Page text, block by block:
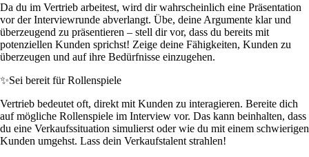
Da du im Vertrieb arbeitest, wird dir wahrscheinlich eine Präsentation
vor der Interviewrunde abverlangt. Übe, deine Argumente klar und
überzeugend zu präsentieren – stell dir vor, dass du bereits mit
potenziellen Kunden sprichst! Zeige deine Fähigkeiten, Kunden zu
überzeugen und auf ihre Bedürfnisse einzugehen.
✨Sei bereit für Rollenspiele
Vertrieb bedeutet oft, direkt mit Kunden zu interagieren. Bereite dich
auf mögliche Rollenspiele im Interview vor. Das kann beinhalten, dass
du eine Verkaufssituation simulierst oder wie du mit einem schwierigen
Kunden umgehst. Lass dein Verkaufstalent strahlen!